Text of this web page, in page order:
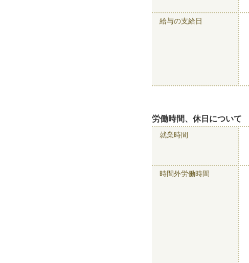
給与の支給日
労働時間、休日について
就業時間
時間外労働時間